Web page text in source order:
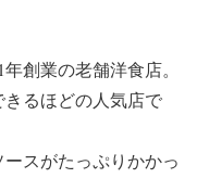
創業の老舗洋食店。
るほどの人気店で
スがたっぷりかかっ